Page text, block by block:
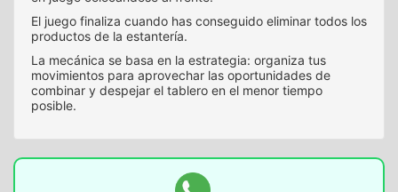
El juego finaliza cuando has conseguido eliminar todos los
productos de la estantería.
La mecánica se basa en la estrategia: organiza tus
movimientos para aprovechar las oportunidades de
combinar y despejar el tablero en el menor tiempo
posible.